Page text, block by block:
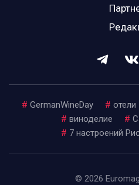
# GermanWineDay # отели
# виноделие #
# 7 настроений
© 2026